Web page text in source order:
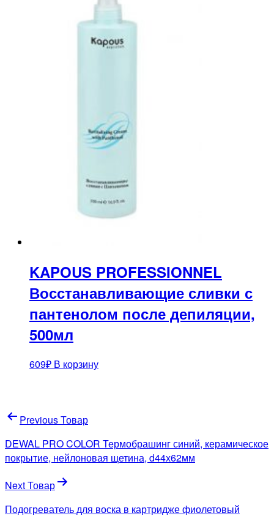
KAPOUS PROFESSIONNEL
Восстанавливающие сливки с
пантенолом после депиляции,
500мл
609₽ В корзину
Навигация
по
записям
Previous Товар
DEWAL PRO COLOR Термобрашинг синий, керамическое
покрытие, нейлоновая щетина, d44х62мм
Next Товар
Подогреватель для воска в картридже фиолетовый